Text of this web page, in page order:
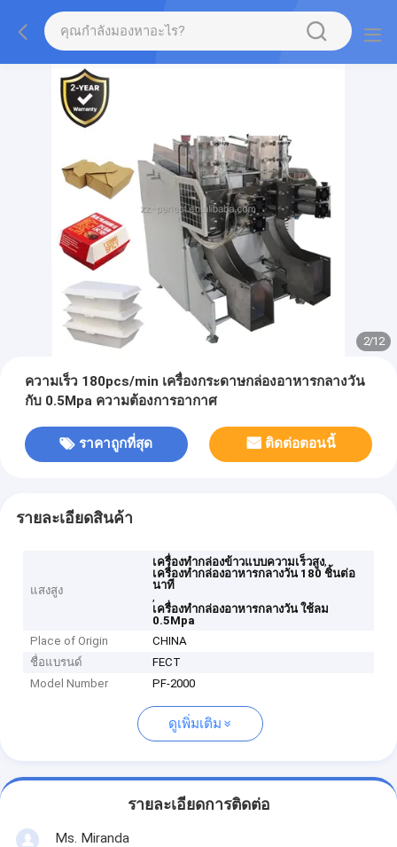
2/12
ความเร็ว 180pcs/min เครื่องกระดาษกล่องอาหารกลางวัน
กับ 0.5Mpa ความต้องการอากาศ
ราคาถูกที่สุด ติดต่อตอนนี้
รายละเอียดสินค้า
แสงสูง
เครื่องทำกล่องข้าวแบบความเร็วสูง,
เครื่องทำกล่องอาหารกลางวัน 180 ชิ้นต่อ
นาที
,
เครื่องทำกล่องอาหารกลางวัน ใช้ลม
0.5Mpa
Place of Origin
CHINA
ชื่อแบรนด์
FECT
Model Number
PF-2000
ดูเพิ่มเติม
รายละเอียดการติดต่อ
Ms. Miranda